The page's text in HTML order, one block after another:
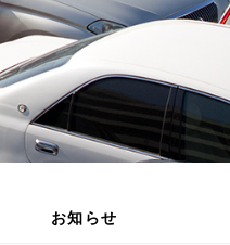
お知らせ